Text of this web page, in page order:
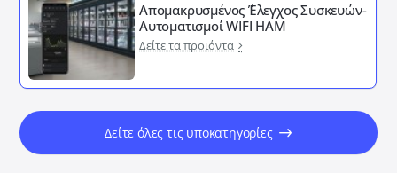
Απομακρυσμένος ΄Έλεγχος Συσκευών-
Αυτοματισμοί WIFI HAM
Δείτε τα προιόντα
Δείτε όλες τις υποκατηγορίες